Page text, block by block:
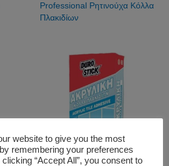
Professional Ρητινούχα Kόλλα
Πλακιδίων
website to give you the most
remembering your preferences
“Accept All”, you consent to